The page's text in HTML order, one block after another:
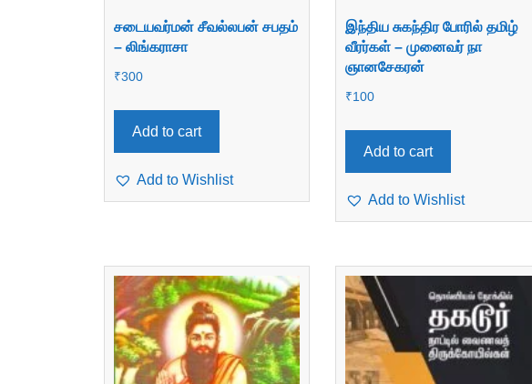
சடையவர்மன் சீவல்லபன் சபதம்
– லிங்கராசா
₹300
Add to cart
Add to Wishlist
இந்திய சுகந்திர போரில் தமிழ்
வீரர்கள் – முனைவர் நா
ஞானசேகரன்
₹100
Add to cart
Add to Wishlist